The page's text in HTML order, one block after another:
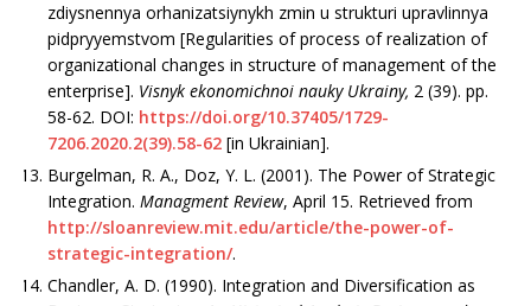
zdiysnennya orhanizatsiynykh zmin u strukturi upravlinnya
pidpryyemstvom [Regularities of process of realization of
organizational changes in structure of management of the
enterprise]. Visnyk ekonomichnoi nauky Ukrainy, 2 (39). pp.
58-62. DOI: https://doi.org/10.37405/1729-
7206.2020.2(39).58-62 [in Ukrainian].
Burgelman, R. A., Doz, Y. L. (2001). The Power of Strategic
Integration. Managment Review, April 15. Retrieved from
http://sloanreview.mit.edu/article/the-power-of-
strategic-integration/.
Chandler, A. D. (1990). Integration and Diversification as